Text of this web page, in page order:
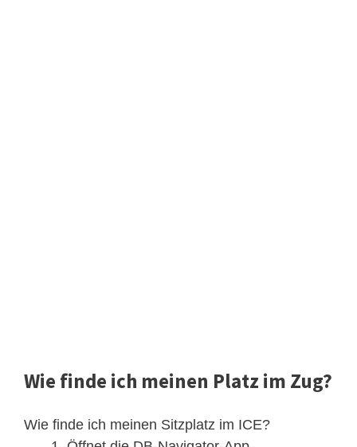
Wie finde ich meinen Platz im Zug?
Wie finde ich meinen Sitzplatz im ICE?